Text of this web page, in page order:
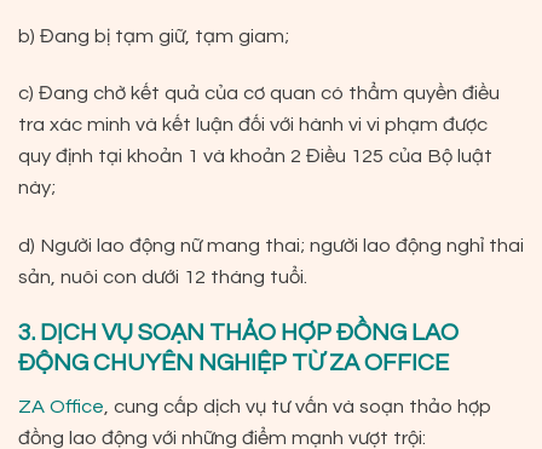
b) Đang bị tạm giữ, tạm giam;
c) Đang chờ kết quả của cơ quan có thẩm quyền điều
tra xác minh và kết luận đối với hành vi vi phạm được
quy định tại khoản 1 và khoản 2 Điều 125 của Bộ luật
này;
d) Người lao động nữ mang thai; người lao động nghỉ thai
sản, nuôi con dưới 12 tháng tuổi.
3. DỊCH VỤ SOẠN THẢO HỢP ĐỒNG LAO
ĐỘNG CHUYÊN NGHIỆP TỪ ZA OFFICE
ZA Office , cung cấp dịch vụ tư vấn và soạn thảo hợp
đồng lao động với những điểm mạnh vượt trội: